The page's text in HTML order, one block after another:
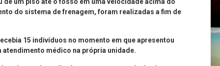
do sistema de frenagem, foram realizadas a fim de
15 indivíduos no momento em que apresentou
médico na própria unidade.